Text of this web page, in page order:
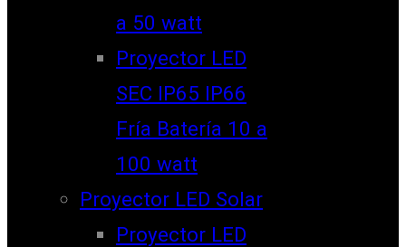
a 50 watt
Proyector LED
SEC IP65 IP66
Fría Batería 10 a
100 watt
Proyector LED Solar
Proyector LED